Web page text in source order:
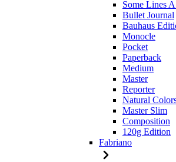
Some Lines
Bullet Journal
Bauhaus
Monocle
Pocket
Paperback
Medium
Master
Reporter
Natural
Master Slim
Composition
120g Edition
Fabriano